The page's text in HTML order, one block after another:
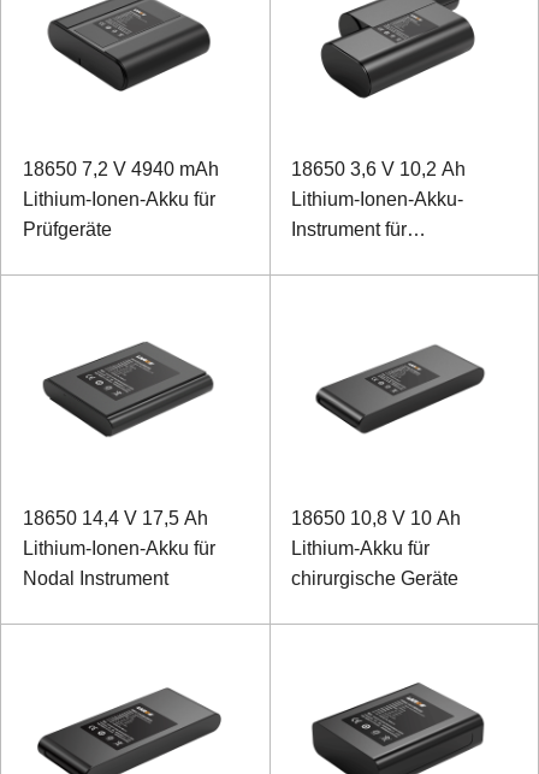
18650 7,2 V 4940 mAh
Lithium-Ionen-Akku für
Prüfgeräte
18650 3,6 V 10,2 Ah
Lithium-Ionen-Akku-
Instrument für
18650 14,4 V 17,5 Ah
Lithium-Ionen-Akku für
Nodal Instrument
18650 10,8 V 10 Ah
Lithium-Akku für
chirurgische Geräte